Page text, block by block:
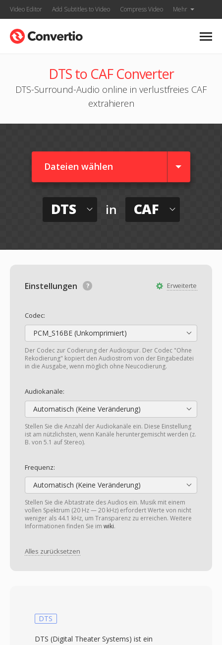
Video Editor Add Subtitles to Video Compress Video Mehr
DTS to CAF Converter
DTS-Surround-Audio online in verlustfreies CAF
extrahieren
Dateien wählen
DTS in CAF
Erweiterte
Einstellungen
Codec:
PCM_S16BE (Unkomprimiert)
Der Codec zur Codierung der Audiospur. Der Codec "Ohne
Rekodierung" kopiert den Audiostrom von der Eingabedatei
in die Ausgabe, wenn möglich ohne Neucodierung.
Audiokanäle:
Automatisch (Keine Veränderung)
Stellen Sie die Anzahl der Audiokanäle ein. Diese Einstellung
ist am nützlichsten, wenn Kanäle heruntergemischt werden (z.
B. von 5.1 auf Stereo).
Frequenz:
Automatisch (Keine Veränderung)
Stellen Sie die Abtastrate des Audios ein. Musik mit einem
vollen Spektrum (20 Hz — 20 kHz) erfordert Werte von nicht
weniger als 44.1 kHz, um Transparenz zu erreichen. Weitere
Informationen finden Sie im wiki.
Alles zurücksetzen
DTS
DTS (Digital Theater Systems) ist ein